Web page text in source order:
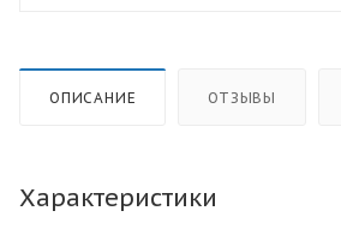
ОПИСАНИЕ ОТЗЫВЫ
Характеристики